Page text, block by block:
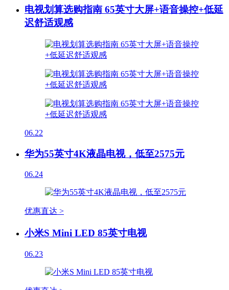
电视划算选购指南 65英寸大屏+语音操控+低延
迟舒适观感
06.22
华为55英寸4K液晶电视，低至2575元
06.24
优惠直达 >
小米S Mini LED 85英寸电视
06.23